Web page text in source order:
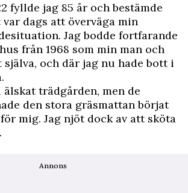
fyllde jag 85 år och bestämde
dags att överväga min
Jag bodde fortfarande
från 1968 som min man och
själva, och där jag nu hade bott i
trädgården, men de
den stora gräsmattan börjat
mig. Jag njöt dock av att sköta
Annons